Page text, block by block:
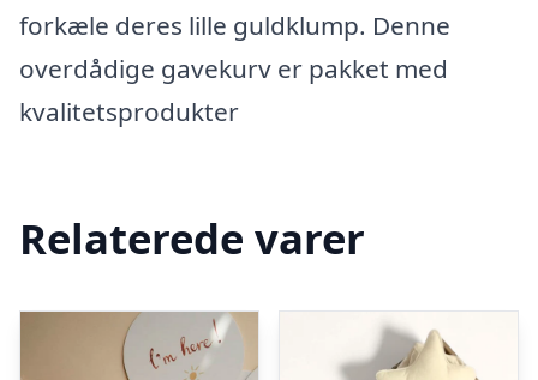
forkæle deres lille guldklump. Denne
overdådige gavekurv er pakket med
kvalitetsprodukter
Relaterede varer